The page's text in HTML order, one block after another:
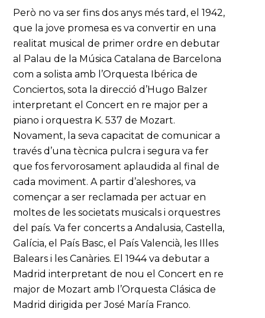
Però no va ser fins dos anys més tard, el 1942,
que la jove promesa es va convertir en una
realitat musical de primer ordre en debutar
al Palau de la Música Catalana de Barcelona
com a solista amb l’Orquesta Ibérica de
Conciertos, sota la direcció d’Hugo Balzer
interpretant el Concert en re major per a
piano i orquestra K. 537 de Mozart.
Novament, la seva capacitat de comunicar a
través d’una tècnica pulcra i segura va fer
que fos fervorosament aplaudida al final de
cada moviment. A partir d’aleshores, va
començar a ser reclamada per actuar en
moltes de les societats musicals i orquestres
del país. Va fer concerts a Andalusia, Castella,
Galícia, el País Basc, el País Valencià, les Illes
Balears i les Canàries. El 1944 va debutar a
Madrid interpretant de nou el Concert en re
major de Mozart amb l’Orquesta Clásica de
Madrid dirigida per José María Franco.